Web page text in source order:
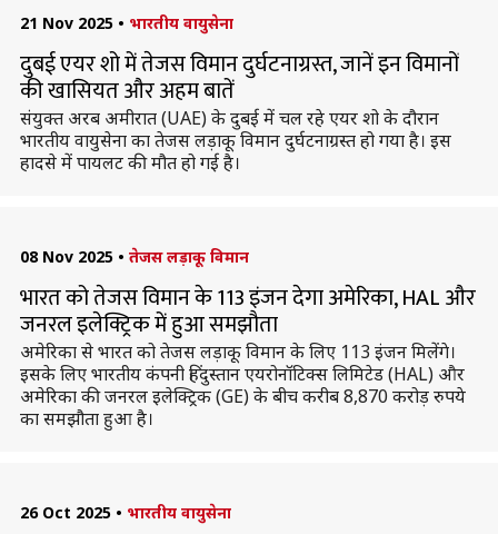
21 Nov 2025 • भारतीय वायुसेना
दुबई एयर शो में तेजस विमान दुर्घटनाग्रस्त, जानें इन विमानों
की खासियत और अहम बातें
संयुक्त अरब अमीरात (UAE) के दुबई में चल रहे एयर शो के दौरान
भारतीय वायुसेना का तेजस लड़ाकू विमान दुर्घटनाग्रस्त हो गया है। इस
हादसे में पायलट की मौत हो गई है।
08 Nov 2025 • तेजस लड़ाकू विमान
भारत को तेजस विमान के 113 इंजन देगा अमेरिका, HAL और
जनरल इलेक्ट्रिक में हुआ समझौता
अमेरिका से भारत को तेजस लड़ाकू विमान के लिए 113 इंजन मिलेंगे।
इसके लिए भारतीय कंपनी हिंदुस्तान एयरोनॉटिक्स लिमिटेड (HAL) और
अमेरिका की जनरल इलेक्ट्रिक (GE) के बीच करीब 8,870 करोड़ रुपये
का समझौता हुआ है।
26 Oct 2025 • भारतीय वायुसेना